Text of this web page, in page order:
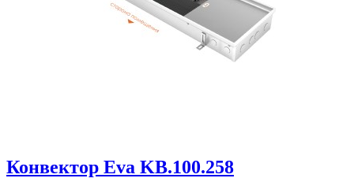
Конвектор Eva KB.100.258